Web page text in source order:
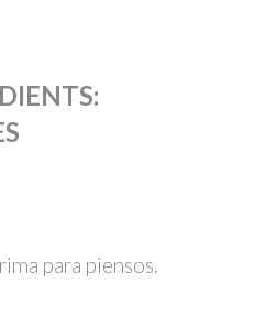
:
para piensos.